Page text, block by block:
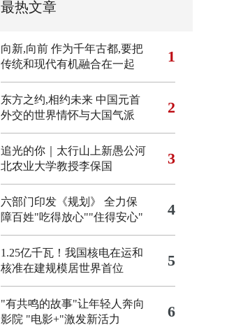
最热文章
向新,向前 作为千年古都,要把
传统和现代有机融合在一起
1
东方之约,相约未来 中国元首
外交的世界情怀与大国气派
2
追光的你｜太行山上新愚公河
北农业大学教授李保国
3
六部门印发《规划》 全力保
障百姓"吃得放心""住得安心"
4
1.25亿千瓦！我国核电在运和
核准在建规模居世界首位
5
"有共鸣的故事"让年轻人奔向
影院 "电影+"激发新活力 6